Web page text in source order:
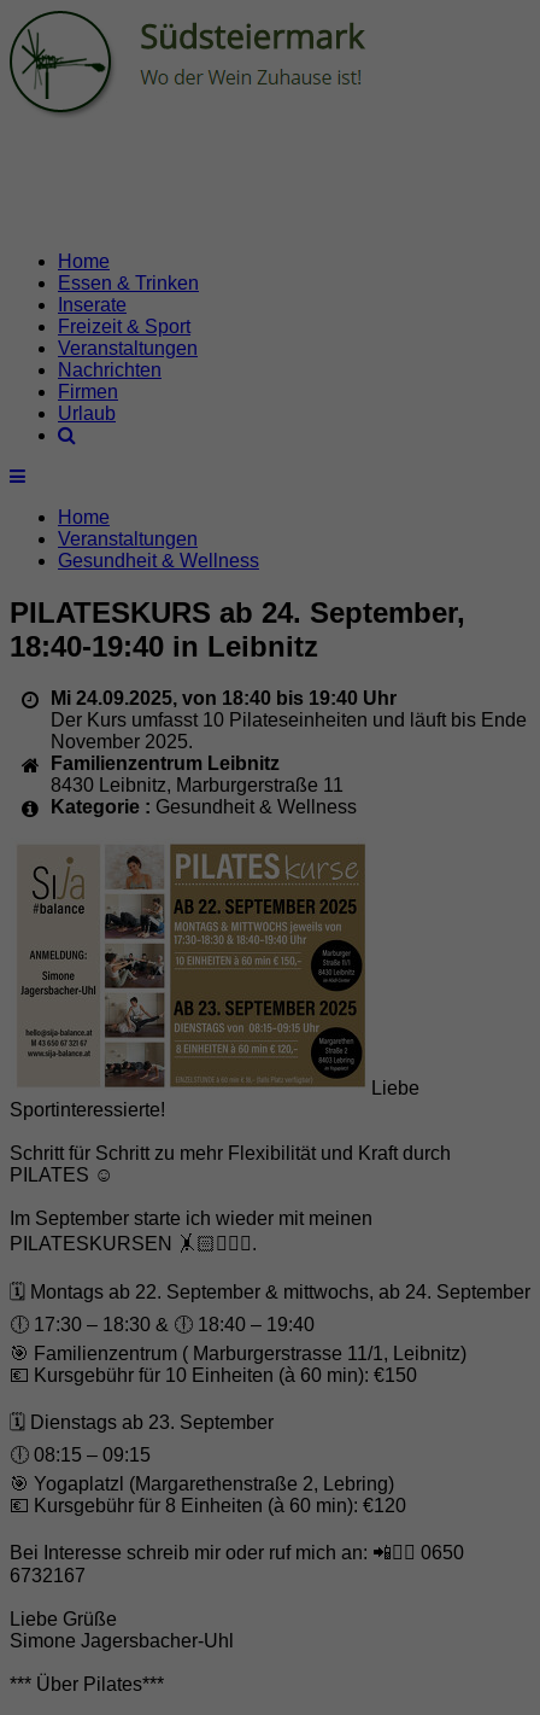
Home
Essen & Trinken
Inserate
Freizeit & Sport
Veranstaltungen
Nachrichten
Firmen
Urlaub
Home
Veranstaltungen
Gesundheit & Wellness
PILATESKURS ab 24. September,
18:40-19:40 in Leibnitz
Mi 24.09.2025, von 18:40 bis 19:40 Uhr
Der Kurs umfasst 10 Pilateseinheiten und läuft bis Ende
November 2025.
Familienzentrum Leibnitz
8430
Leibnitz, Marburgerstraße 11
Kategorie : Gesundheit & Wellness
Liebe
Sportinteressierte!
Schritt für Schritt zu mehr Flexibilität und Kraft durch
PILATES ☺️
Im September starte ich wieder mit meinen
PILATESKURSEN 🤸🏻🧘🏽‍♀️.
🗓️ Montags ab 22. September & mittwochs, ab 24. September
🕕 17:30 – 18:30 & 🕕 18:40 – 19:40
🎯 Familienzentrum ( Marburgerstrasse 11/1, Leibnitz)
💶 Kursgebühr für 10 Einheiten (à 60 min): €150
🗓️ Dienstags ab 23. September
🕕 08:15 – 09:15
🎯 Yogaplatzl (Margarethenstraße 2, Lebring)
💶 Kursgebühr für 8 Einheiten (à 60 min): €120
Bei Interesse schreib mir oder ruf mich an: 📲✍🏼 0650
6732167
Liebe Grüße
Simone Jagersbacher-Uhl
*** Über Pilates***